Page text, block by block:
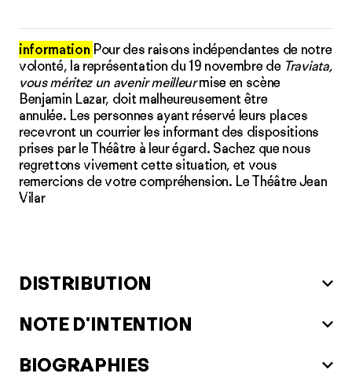
information Pour des raisons indépendantes de notre
volonté, la représentation du 19 novembre de Traviata,
vous méritez un avenir meilleurmise en scène
Benjamin Lazar, doit malheureusement être
annulée. Les personnes ayant réservé leurs places
recevront un courrier les informant des dispositions
prises par le Théâtre à leur égard. Sachez que nous
regrettons vivement cette situation, et vous
remercions de votre compréhension. Le Théâtre Jean
Vilar
DISTRIBUTION
NOTE D'INTENTION
BIOGRAPHIES